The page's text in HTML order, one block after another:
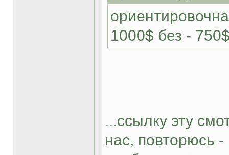
1000$ без -
...ссылку эту
нас, повторюсь